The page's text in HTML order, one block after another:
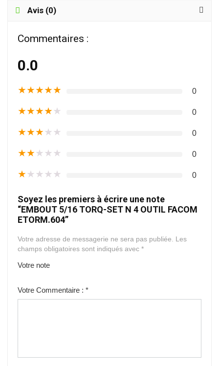
Avis (0)
Commentaires :
0.0
★★★★★ 0
★★★★★ 0
★★★★★ 0
★★★★★ 0
★★★★★ 0
Soyez les premiers à écrire une note
“EMBOUT 5/16 TORQ-SET N 4 OUTIL FACOM
ETORM.604”
Votre adresse de messagerie ne sera pas publiée.
Les
champs obligatoires sont indiqués avec *
Votre note
Votre Commentaire : *